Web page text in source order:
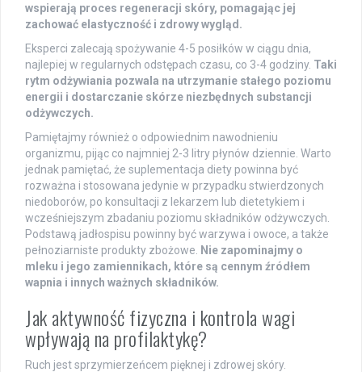
wspierają proces regeneracji skóry, pomagając jej
zachować elastyczność i zdrowy wygląd.
Eksperci zalecają spożywanie 4-5 posiłków w ciągu dnia,
najlepiej w regularnych odstępach czasu, co 3-4 godziny. Taki
rytm odżywiania pozwala na utrzymanie stałego poziomu
energii i dostarczanie skórze niezbędnych substancji
odżywczych.
Pamiętajmy również o odpowiednim nawodnieniu
organizmu, pijąc co najmniej 2-3 litry płynów dziennie. Warto
jednak pamiętać, że suplementacja diety powinna być
rozważna i stosowana jedynie w przypadku stwierdzonych
niedoborów, po konsultacji z lekarzem lub dietetykiem i
wcześniejszym zbadaniu poziomu składników odżywczych.
Podstawą jadłospisu powinny być warzywa i owoce, a także
pełnoziarniste produkty zbożowe. Nie zapominajmy o
mleku i jego zamiennikach, które są cennym źródłem
wapnia i innych ważnych składników.
Jak aktywność fizyczna i kontrola wagi
wpływają na profilaktykę?
Ruch jest sprzymierzeńcem pięknej i zdrowej skóry.